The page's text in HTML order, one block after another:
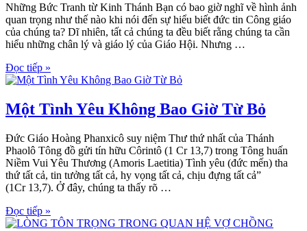
Những Bức Tranh từ Kinh Thánh Bạn có bao giờ nghĩ về hình ảnh
quan trọng như thế nào khi nói đến sự hiểu biết đức tin Công giáo
của chúng ta? Dĩ nhiên, tất cả chúng ta đều biết rằng chúng ta cần
hiểu những chân lý và giáo lý của Giáo Hội. Nhưng …
Đọc tiếp »
Một Tình Yêu Không Bao Giờ Từ Bỏ
Đức Giáo Hoàng Phanxicô suy niệm Thư thứ nhất của Thánh
Phaolô Tông đồ gửi tín hữu Côrintô (1 Cr 13,7) trong Tông huấn
Niềm Vui Yêu Thương (Amoris Laetitia) Tình yêu (đức mến) tha
thứ tất cả, tin tưởng tất cả, hy vọng tất cả, chịu đựng tất cả”
(1Cr 13,7). Ở đây, chúng ta thấy rõ …
Đọc tiếp »